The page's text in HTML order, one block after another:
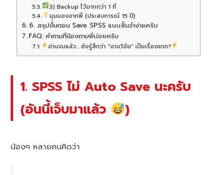
3) Backup ไว้มากกว่า 1 ที่
มุมมองจากพี่ (ประสบการณ์ 15 ปี)
6. สรุปขั้นตอน Save SPSS แบบสั้นจำง่ายครับ
FAQ: คำถามที่น้องถามพี่บ่อยครับ
อ่านจบแล้ว... ยังรู้สึกว่า "งานวิจัย" เป็นเรื่องยาก?
1. SPSS ไม่ Auto Save นะครับ
(อันนี้เจ็บมาแล้ว
)
น้องๆ หลายคนคิดว่า